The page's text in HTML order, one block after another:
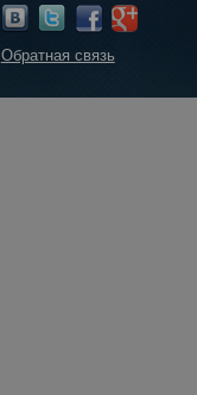
Обратная связь